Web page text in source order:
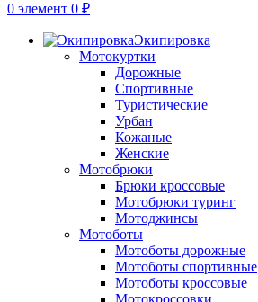
0 элемент 0 ₽
Экипировка
Мотокуртки
Дорожные
Спортивные
Туристические
Урбан
Кожаные
Женские
Мотобрюки
Брюки кроссовые
Мотобрюки туринг
Мотоджинсы
Мотоботы
Мотоботы дорожные
Мотоботы спортивные
Мотоботы кроссовые
Мотокроссовки